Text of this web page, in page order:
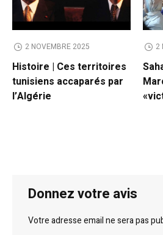
2 NOVEMBRE 2025
Histoire | Ces territoires
tunisiens accaparés par
l’Algérie
2
Donnez votre avis
Votre adresse email ne sera pas